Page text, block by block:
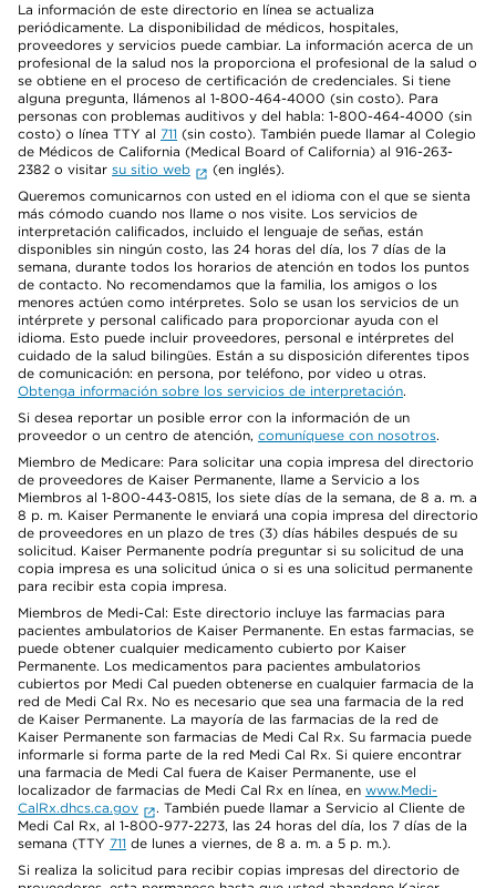
La información de este directorio en línea se actualiza
periódicamente. La disponibilidad de médicos, hospitales,
proveedores y servicios puede cambiar. La información acerca de un
profesional de la salud nos la proporciona el profesional de la salud o
se obtiene en el proceso de certificación de credenciales. Si tiene
alguna pregunta, llámenos al 1-800-464-4000 (sin costo). Para
personas con problemas auditivos y del habla: 1-800-464-4000 (sin
costo) o línea TTY al 711 (sin costo). También puede llamar al Colegio
de Médicos de California (Medical Board of California) al 916-263-
2382 o visitar su sitio web
(en inglés).
Queremos comunicarnos con usted en el idioma con el que se sienta
más cómodo cuando nos llame o nos visite. Los servicios de
interpretación calificados, incluido el lenguaje de señas, están
disponibles sin ningún costo, las 24 horas del día, los 7 días de la
semana, durante todos los horarios de atención en todos los puntos
de contacto. No recomendamos que la familia, los amigos o los
menores actúen como intérpretes. Solo se usan los servicios de un
intérprete y personal calificado para proporcionar ayuda con el
idioma. Esto puede incluir proveedores, personal e intérpretes del
cuidado de la salud bilingües. Están a su disposición diferentes tipos
de comunicación: en persona, por teléfono, por video u otras.
Obtenga información sobre los servicios de interpretación.
Si desea reportar un posible error con la información de un
proveedor o un centro de atención, comuníquese con nosotros.
Miembro de Medicare: Para solicitar una copia impresa del directorio
de proveedores de Kaiser Permanente, llame a Servicio a los
Miembros al 1-800-443-0815, los siete días de la semana, de 8 a. m. a
8 p. m. Kaiser Permanente le enviará una copia impresa del directorio
de proveedores en un plazo de tres (3) días hábiles después de su
solicitud. Kaiser Permanente podría preguntar si su solicitud de una
copia impresa es una solicitud única o si es una solicitud permanente
para recibir esta copia impresa.
Miembros de Medi-Cal: Este directorio incluye las farmacias para
pacientes ambulatorios de Kaiser Permanente. En estas farmacias, se
puede obtener cualquier medicamento cubierto por Kaiser
Permanente. Los medicamentos para pacientes ambulatorios
cubiertos por Medi Cal pueden obtenerse en cualquier farmacia de la
red de Medi Cal Rx. No es necesario que sea una farmacia de la red
de Kaiser Permanente. La mayoría de las farmacias de la red de
Kaiser Permanente son farmacias de Medi Cal Rx. Su farmacia puede
informarle si forma parte de la red Medi Cal Rx. Si quiere encontrar
una farmacia de Medi Cal fuera de Kaiser Permanente, use el
localizador de farmacias de Medi Cal Rx en línea, en www.Medi-
CalRx.dhcs.ca.gov
. También puede llamar a Servicio al Cliente de
Medi Cal Rx, al 1-800-977-2273, las 24 horas del día, los 7 días de la
semana (TTY 711 de lunes a viernes, de 8 a. m. a 5 p. m.).
Si realiza la solicitud para recibir copias impresas del directorio de